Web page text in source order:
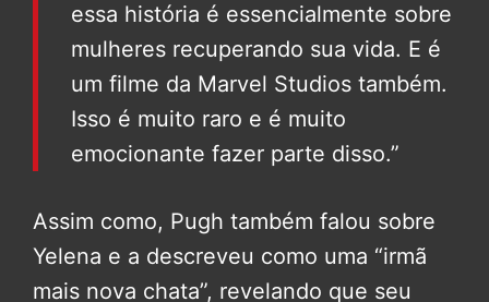
essa história é essencialmente sobre
mulheres recuperando sua vida. E é
um filme da Marvel Studios também.
Isso é muito raro e é muito
emocionante fazer parte disso.”
Assim como, Pugh também falou sobre
Yelena e a descreveu como uma “irmã
mais nova chata”, revelando que seu